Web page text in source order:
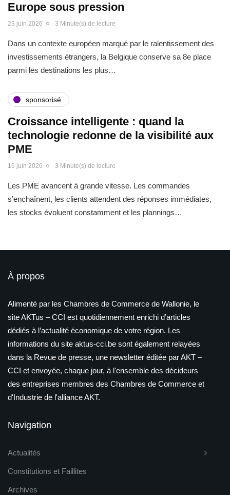
Europe sous pression
23 juin 2026 3 Minute(s) de lecture
Dans un contexte européen marqué par le ralentissement des
investissements étrangers, la Belgique conserve sa 8e place
parmi les destinations les plus…
sponsorisé
Croissance intelligente : quand la
technologie redonne de la visibilité aux
PME
16 juin 2026 3 Minute(s) de lecture
Les PME avancent à grande vitesse. Les commandes
s’enchaînent, les clients attendent des réponses immédiates,
les stocks évoluent constamment et les plannings…
À propos
Alimenté par les Chambres de Commerce de Wallonie, le
site AKTus – CCI est quotidiennement enrichi d’articles
dédiés à l’actualité économique de votre région. Les
informations du site aktus-cci.be sont également relayées
dans la Revue de presse, une newsletter éditée par AKT –
CCI et envoyée, chaque jour, à l'ensemble des décideurs
des entreprises membres des Chambres de Commerce et
d'Industrie de l'alliance AKT.
Navigation
Actualités
Constitutions et Faillites
Archives